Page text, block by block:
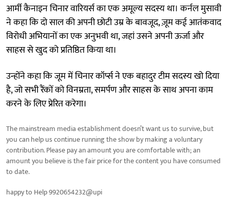
आर्मी कैनाइन चिनार वारियर्स का एक अमूल्य सदस्य था। कर्नल मुसावी
ने कहा कि दो साल की अपनी छोटी उम्र के बावजूद, ज़ूम कई आतंकवाद
विरोधी अभियानों का एक अनुभवी था, जहां उसने अपनी ऊर्जा और
साहस से खुद को प्रतिष्ठित किया था।
उन्होंने कहा कि जूम में चिनार कॉर्प्स ने एक बहादुर टीम सदस्य खो दिया
है, जो सभी रैंकों को विनम्रता, समर्पण और साहस के साथ अपना काम
करने के लिए प्रेरित करेगा।
The mainstream media establishment doesn’t want us to survive, but
you can help us continue running the show by making a voluntary
contribution. Please pay an amount you are comfortable with; an
amount you believe is the fair price for the content you have consumed
to date.
happy to Help 9920654232@upi